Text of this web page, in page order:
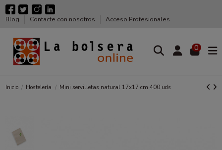
Blog Contacte con nosotros Acceso Profesionales
0
Inicio Hostelería Mini servilletas natural 17x17 cm 400 uds